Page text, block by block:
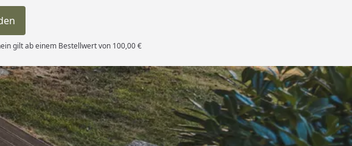
gilt ab einem Bestellwert von 100,00 €